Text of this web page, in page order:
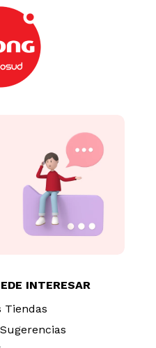
-8 %
Limpiador Poett Solo
Para Ti 4.5L
16.40
17.90